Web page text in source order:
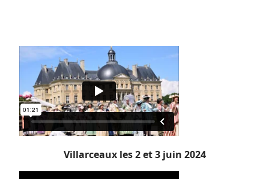
Villarceaux les 2 et 3 juin 2024